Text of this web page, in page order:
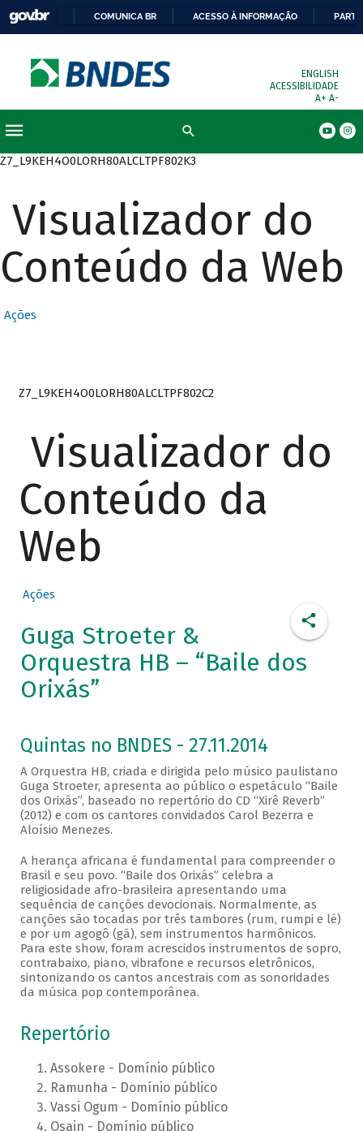
COMUNICA BR ACESSO À INFORMAÇÃO
ENGLISH
ACESSIBILIDADE
A+ A-
Z7_L9KEH4O0LORH80ALCLTPF802K3
Visualizador do
Conteúdo da Web
Ações
Z7_L9KEH4O0LORH80ALCLTPF802C2
Visualizador do
Conteúdo da
Web
Ações
Guga Stroeter &
Orquestra HB – “Baile dos
Orixás”
Quintas no BNDES - 27.11.2014
A Orquestra HB, criada e dirigida pelo músico paulistano
Guga Stroeter, apresenta ao público o espetáculo “Baile
dos Orixás”, baseado no repertório do CD “Xirê Reverb”
(2012) e com os cantores convidados Carol Bezerra e
Aloísio Menezes.
A herança africana é fundamental para compreender o
Brasil e seu povo. “Baile dos Orixás” celebra a
religiosidade afro-brasileira apresentando uma
sequência de canções devocionais. Normalmente, as
canções são tocadas por três tambores (rum, rumpi e lé)
e por um agogô (gã), sem instrumentos harmônicos.
Para este show, foram acrescidos instrumentos de sopro,
contrabaixo, piano, vibrafone e recursos eletrônicos,
sintonizando os cantos ancestrais com as sonoridades
da música pop contemporânea.
Repertório
Assokere - Domínio público
Ramunha - Domínio público
Vassi Ogum - Domínio público
Osain - Domínio público